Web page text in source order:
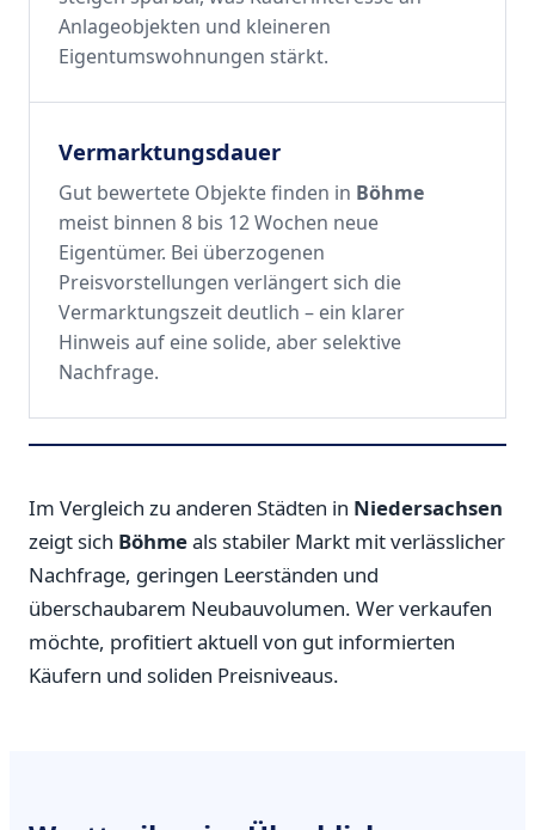
Anlageobjekten und kleineren
Eigentumswohnungen stärkt.
Vermarktungsdauer
Gut bewertete Objekte finden in Böhme
meist binnen 8 bis 12 Wochen neue
Eigentümer. Bei überzogenen
Preisvorstellungen verlängert sich die
Vermarktungszeit deutlich – ein klarer
Hinweis auf eine solide, aber selektive
Nachfrage.
Im Vergleich zu anderen Städten in Niedersachsen
zeigt sich Böhmeals stabiler Markt mit verlässlicher
Nachfrage, geringen Leerständen und
überschaubarem Neubauvolumen. Wer verkaufen
möchte, profitiert aktuell von gut informierten
Käufern und soliden Preisniveaus.